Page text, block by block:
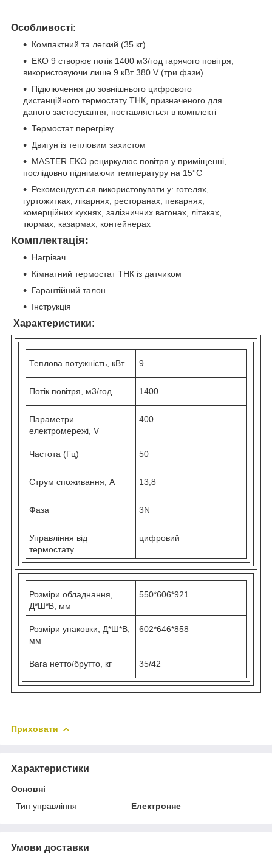
Особливості:
Компактний та легкий (35 кг)
ЕКО 9 створює потік 1400 м3/год гарячого повітря,
використовуючи лише 9 кВт 380 V (три фази)
Підключення до зовнішнього цифрового
дистанційного термостату ТНК, призначеного для
даного застосування, поставляється в комплекті
Термостат перегріву
Двигун із тепловим захистом
MASTER EKO рециркулює повітря у приміщенні,
послідовно піднімаючи температуру на 15°C
Рекомендується використовувати у: готелях,
гуртожитках, лікарнях, ресторанах, пекарнях,
комерційних кухнях, залізничних вагонах, літаках,
тюрмах, казармах, контейнерах
Комплектація:
Нагрівач
Кімнатний термостат ТНК із датчиком
Гарантійний талон
Інструкція
Характеристики:
Теплова потужність, кВт 9
Потік повітря, м3/год 1400
Параметри
електромережі, V
400
Частота (Гц) 50
Струм споживання, А 13,8
Фаза 3N
Управління від
термостату
цифровий
Розміри обладнання,
Д*Ш*В, мм
550*606*921
Розміри упаковки, Д*Ш*В,
мм
602*646*858
Вага нетто/брутто, кг 35/42
Приховати
Характеристики
Основні
Тип управління
Електронне
Умови доставки